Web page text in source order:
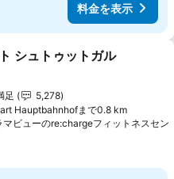
料金を表示
に入りに追加
シュトゥットガル
示
ランク
足
5,278
Hauptbahnhofまで0.8 km
マビューのre:chargeフィットネスセン